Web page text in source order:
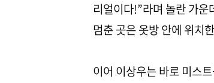
리얼이다!”라며 놀란 가
멈춘 곳은 옷방 안에 위치
이어 이상우는 바로 미스